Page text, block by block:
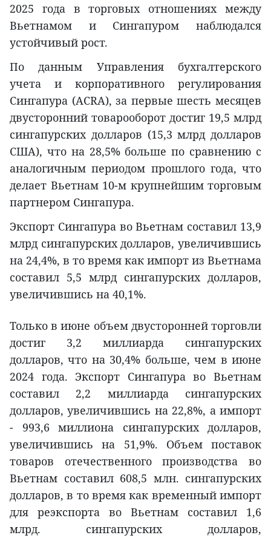
2025 года в торговых отношениях между
Вьетнамом и Сингапуром наблюдался
устойчивый рост.
По данным Управления бухгалтерского
учета и корпоративного регулирования
Сингапура (ACRA), за первые шесть месяцев
двусторонний товарооборот достиг 19,5 млрд
сингапурских долларов (15,3 млрд долларов
США), что на 28,5% больше по сравнению с
аналогичным периодом прошлого года, что
делает Вьетнам 10-м крупнейшим торговым
партнером Сингапура.
Экспорт Сингапура во Вьетнам составил 13,9
млрд сингапурских долларов, увеличившись
на 24,4%, в то время как импорт из Вьетнама
составил 5,5 млрд сингапурских долларов,
увеличившись на 40,1%.
Только в июне объем двусторонней торговли
достиг 3,2 миллиарда сингапурских
долларов, что на 30,4% больше, чем в июне
2024 года. Экспорт Сингапура во Вьетнам
составил 2,2 миллиарда сингапурских
долларов, увеличившись на 22,8%, а импорт
- 993,6 миллиона сингапурских долларов,
увеличившись на 51,9%. Объем поставок
товаров отечественного производства во
Вьетнам составил 608,5 млн. сингапурских
долларов, в то время как временный импорт
для реэкспорта во Вьетнам составил 1,6
млрд. сингапурских долларов,